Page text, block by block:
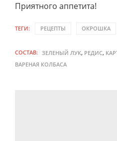
Приятного аппетита!
ТЕГИ: РЕЦЕПТЫ ОКРОШКА
СОСТАВ: ЗЕЛЕНЫЙ ЛУК, РЕДИС,
ВАРЕНАЯ КОЛБАСА